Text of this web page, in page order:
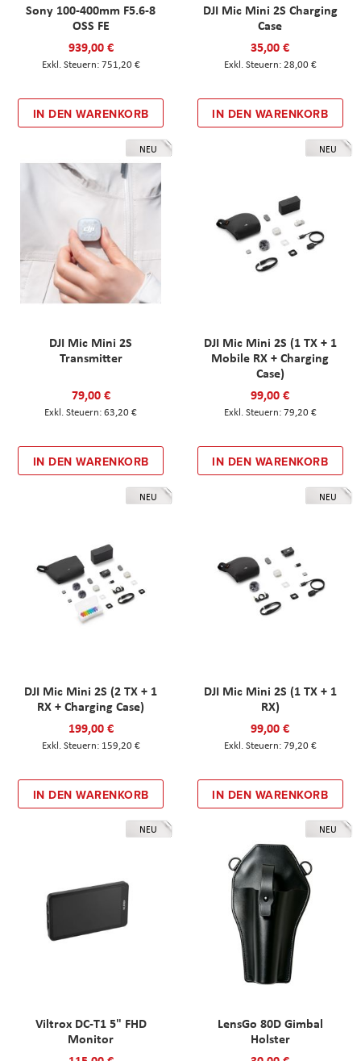
Sony 100-400mm F5.6-8
OSS FE
939,00 €
751,20 €
IN DEN WARENKORB
DJI Mic Mini 2S Charging
Case
35,00 €
28,00 €
IN DEN WARENKORB
NEU
DJI Mic Mini 2S
Transmitter
79,00 €
63,20 €
IN DEN WARENKORB
NEU
DJI Mic Mini 2S (1 TX + 1
Mobile RX + Charging
Case)
99,00 €
79,20 €
IN DEN WARENKORB
NEU
DJI Mic Mini 2S (2 TX + 1
RX + Charging Case)
199,00 €
159,20 €
IN DEN WARENKORB
NEU
DJI Mic Mini 2S (1 TX + 1
RX)
99,00 €
79,20 €
IN DEN WARENKORB
NEU
Viltrox DC-T1 5" FHD
Monitor
NEU
LensGo 80D Gimbal
Holster